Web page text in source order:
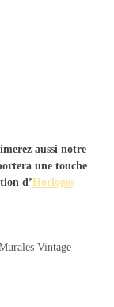
aussi notre
une touche
d’Horloges
Vintage